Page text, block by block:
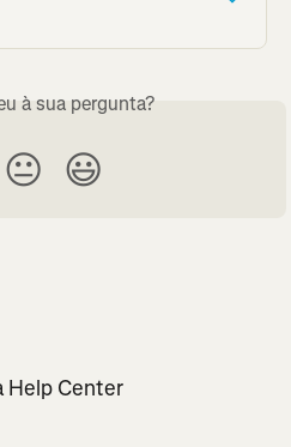
à sua pergunta?
😐 😃